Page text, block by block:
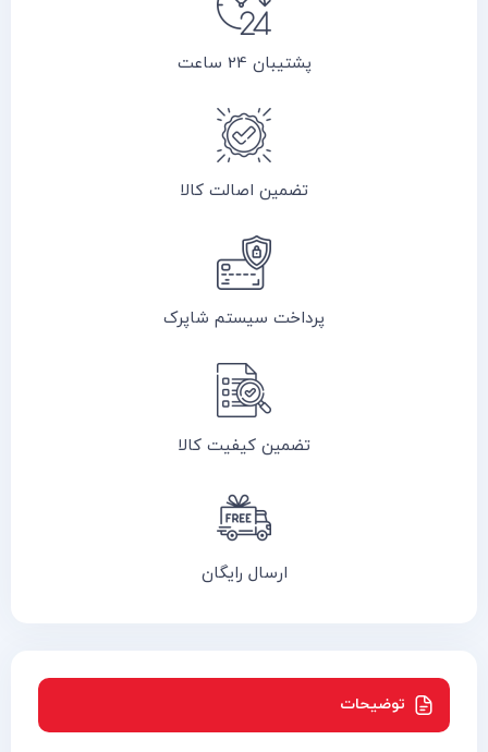
پشتیبان 24 ساعت
تضمین اصالت کالا
پرداخت سیستم شاپرک
تضمین کیفیت کالا
ارسال رایگان
توضیحات